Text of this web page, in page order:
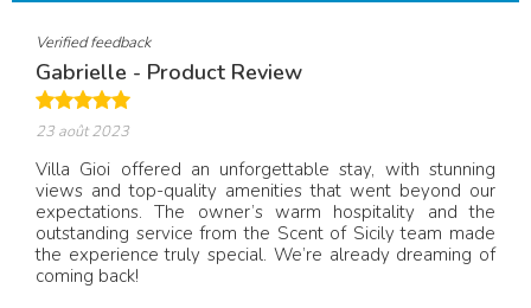
Verified feedback
Gabrielle - Product Review
23 août 2023
Villa Gioi offered an unforgettable stay, with stunning
views and top-quality amenities that went beyond our
expectations. The owner’s warm hospitality and the
outstanding service from the Scent of Sicily team made
the experience truly special. We’re already dreaming of
coming back!